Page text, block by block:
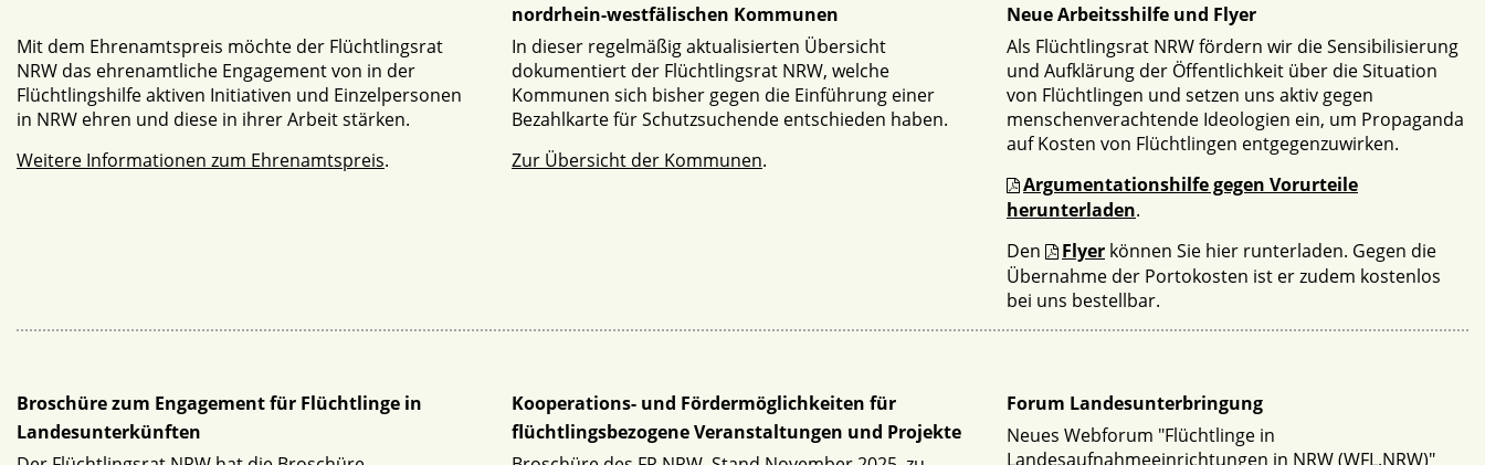
Mit dem Ehrenamtspreis möchte der Flüchtlingsrat
NRW das ehrenamtliche Engagement von in der
Flüchtlingshilfe aktiven Initiativen und Einzelpersonen
in NRW ehren und diese in ihrer Arbeit stärken.
Weitere Informationen zum Ehrenamtspreis.
nordrhein-westfälischen Kommunen
In dieser regelmäßig aktualisierten Übersicht
dokumentiert der Flüchtlingsrat NRW, welche
Kommunen sich bisher gegen die Einführung einer
Bezahlkarte für Schutzsuchende entschieden haben.
Zur Übersicht der Kommunen.
Neue Arbeitsshilfe und Flyer
Als Flüchtlingsrat NRW fördern wir die Sensibilisierung
und Aufklärung der Öffentlichkeit über die Situation
von Flüchtlingen und setzen uns aktiv gegen
menschenverachtende Ideologien ein, um Propaganda
auf Kosten von Flüchtlingen entgegenzuwirken.
Argumentationshilfe gegen Vorurteile
herunterladen.
Den
Flyer können Sie hier runterladen. Gegen die
Übernahme der Portokosten ist er zudem kostenlos
bei uns bestellbar.
Broschüre zum Engagement für Flüchtlinge in
Landesunterkünften
Kooperations- und Fördermöglichkeiten für
flüchtlingsbezogene Veranstaltungen und Projekte
Forum Landesunterbringung
Neues Webforum "Flüchtlinge in
Landesaufnahmeeinrichtungen in NRW (WFL.NRW)"